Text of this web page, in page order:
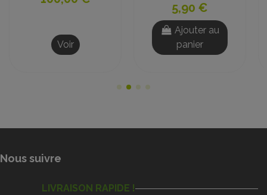
5,90 €
panier
4,00 €
Ajouter au
panier
Nous suivre
LIVRAISON RAPIDE !